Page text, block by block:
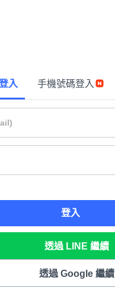
入 手機號碼登入
登入
透過 LINE 繼續
透過 Google 繼續